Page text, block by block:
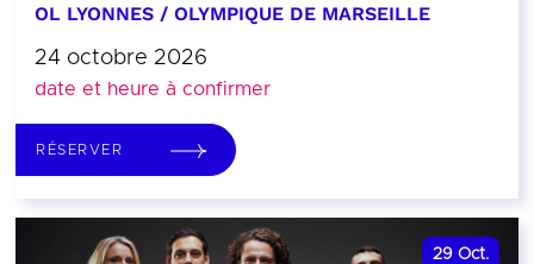
OL LYONNES / OLYMPIQUE DE MARSEILLE
24 octobre 2026
date et heure à confirmer
RÉSERVER
29 Oct.